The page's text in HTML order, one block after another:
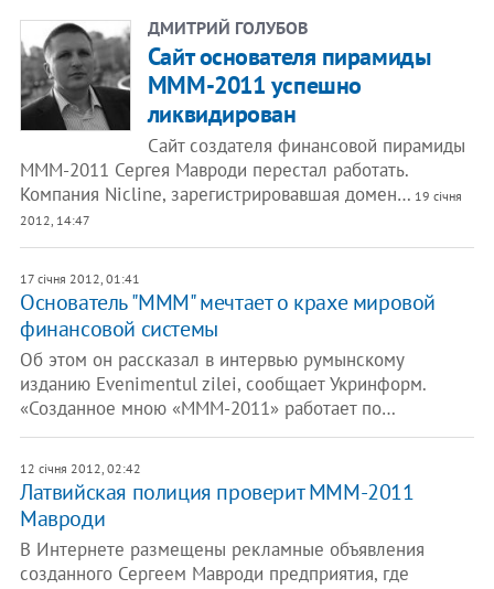
ДМИТРИЙ ГОЛУБОВ
Cайт основателя пирамиды
МММ-2011 успешно
ликвидирован
Сайт создателя финансовой пирамиды
МММ-2011 Сергея Мавроди перестал работать.
Компания Nicline, зарегистрировавшая домен… 19 січня
2012, 14:47
17 січня 2012, 01:41
Основатель "МММ" мечтает о крахе мировой
финансовой системы
Об этом он рассказал в интервью румынскому
изданию Evenimentul zilei, сообщает Укринформ.
«Созданное мною «МММ-2011» работает по…
12 січня 2012, 02:42
​Латвийская полиция проверит МММ-2011
Мавроди
В Интернете размещены рекламные объявления
созданного Сергеем Мавроди предприятия, где